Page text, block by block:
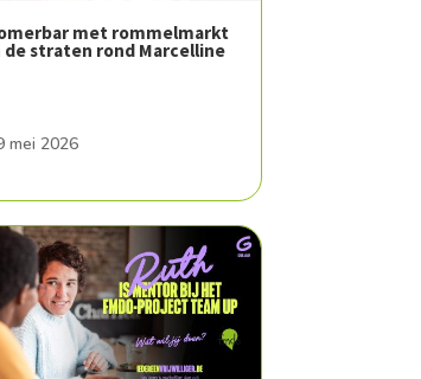
met rommelmarkt
de straten rond Marcelline
mei 2026